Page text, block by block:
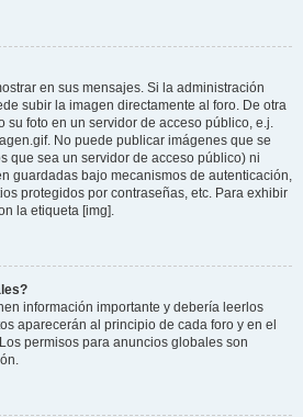
en sus mensajes. Si la administración
subir la imagen directamente al foro. De otra
su foto en un servidor de acceso público, e.j.
No puede publicar imágenes que se
que sea un servidor de acceso público) ni
guardadas bajo mecanismos de autenticación,
protegidos por contraseñas, etc. Para exhibir
la etiqueta [img].
información importante y debería leerlos
aparecerán al principio de cada foro y en el
permisos para anuncios globales son